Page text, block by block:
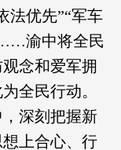
法优先”“军车
渝中将全民
念和爱军拥
全民行动。
深刻把握新
上合心、行